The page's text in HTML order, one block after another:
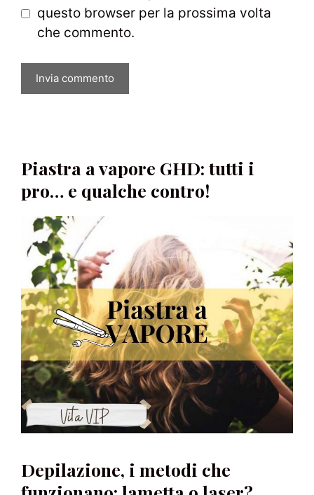
questo browser per la prossima volta
che commento.
Piastra a vapore GHD: tutti i
pro… e qualche contro!
Depilazione, i metodi che